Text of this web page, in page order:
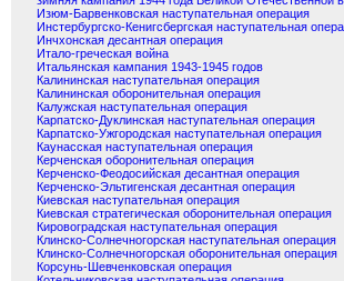
Изюм-Барвенковская наступательная операция
Инстербургско-Кенигсбергская наступательная
Инчхонская десантная операция
Итало-греческая война
Итальянская кампания 1943-1945 годов
Калининская наступательная операция
Калининская оборонительная операция
Калужская наступательная операция
Карпатско-Дуклинская наступательная операция
Карпатско-Ужгородская наступательная операция
Каунасская наступательная операция
Керченская оборонительная операция
Керченско-Феодосийская десантная операция
Керченско-Эльтигенская десантная операция
Киевская наступательная операция
Киевская стратегическая оборонительная операция
Кировоградская наступательная операция
Клинско-Солнечногорская наступательная операция
Клинско-Солнечногорская оборонительная операция
Корсунь-Шевченковская операция